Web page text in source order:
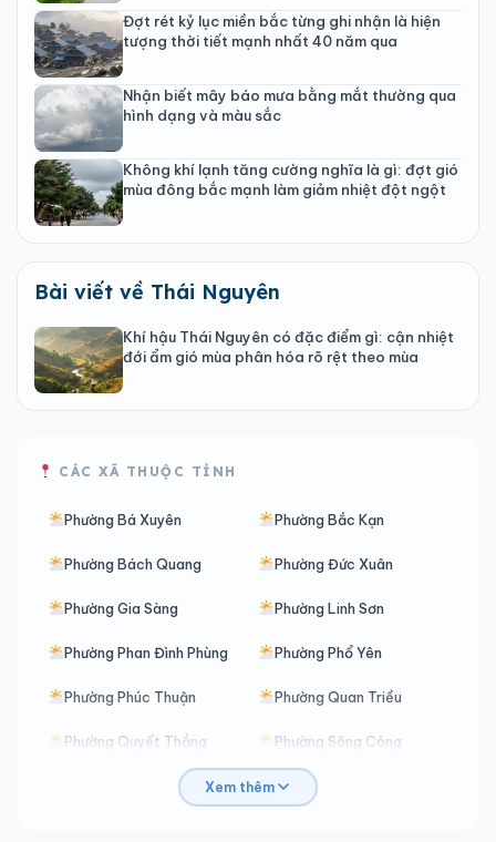
Đợt rét kỷ lục miền bắc từng ghi nhận là hiện
tượng thời tiết mạnh nhất 40 năm qua
Nhận biết mây báo mưa bằng mắt thường qua
hình dạng và màu sắc
Không khí lạnh tăng cường nghĩa là gì: đợt gió
mùa đông bắc mạnh làm giảm nhiệt đột ngột
Bài viết về Thái Nguyên
Khí hậu Thái Nguyên có đặc điểm gì: cận nhiệt
đới ẩm gió mùa phân hóa rõ rệt theo mùa
CÁC XÃ THUỘC TỈNH
Phường Bá Xuyên Phường Bắc Kạn
Phường Bách Quang Phường Đức Xuân
Phường Gia Sàng Phường Linh Sơn
Phường Phan Đình Phùng Phường Phổ Yên
Phường Phúc Thuận Phường Quan Triều
Phường Quyết Thắng Phường Sông Công
Phường Tích Lương Phường Trung Thành
Xem thêm